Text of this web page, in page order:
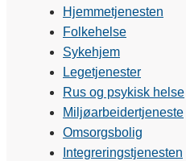
Hjemmetjenesten
Folkehelse
Sykehjem
Legetjenester
Rus og psykisk helse
Miljøarbeidertjeneste
Omsorgsbolig
Integreringstjenesten